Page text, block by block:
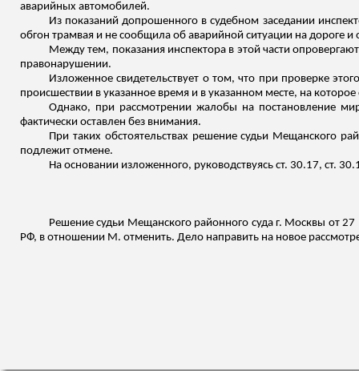
аварийных автомобилей.
Из показаний допрошенного в судебном заседании
обгон трамвая и не сообщила об аварийной ситуации на дороге
Между тем, показания инспектора в этой части
правонарушении.
Изложенное свидетельствует о том, что при проверке
происшествии в указанное время и в указанном месте, на
Однако, при рассмотрении жалобы на постановление
фактически оставлен без внимания.
При таких обстоятельствах решение судьи Мещанского
подлежит отмене.
На основании изложенного, руководствуясь ст. 30.17, ст.
Решение судьи Мещанского районного суда г. Москвы от
РФ, в отношении М. отменить. Дело направить на новое